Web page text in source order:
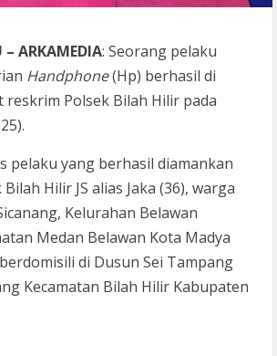
ARKAMEDIA: Seorang pelaku
Handphone(Hp) berhasil di
reskrim Polsek Bilah Hilir pada
pelaku yang berhasil diamankan
Hilir JS alias Jaka (36), warga
Kelurahan Belawan
Medan Belawan Kota Madya
di Dusun Sei Tampang
Kecamatan Bilah Hilir Kabupaten